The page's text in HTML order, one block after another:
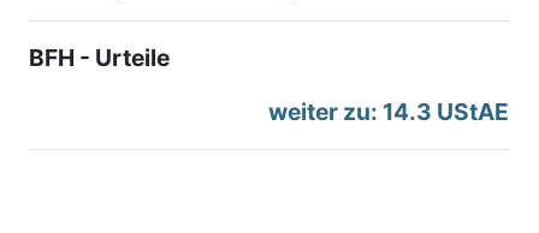
BFH - Urteile
weiter zu: 14.3 UStAE